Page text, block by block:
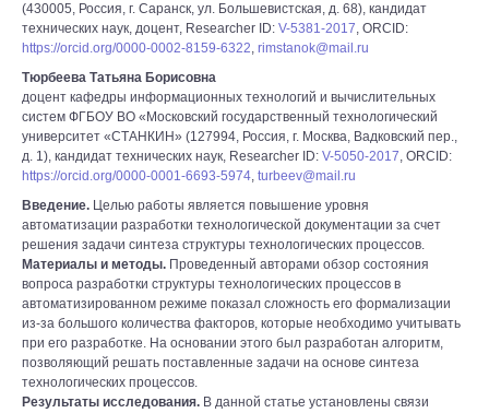
(430005, Россия, г. Саранск, ул. Большевистская, д. 68), кандидат
технических наук, доцент, Researcher ID: V-5381-2017, ORCID:
https://orcid.org/0000-0002-8159-6322, rimstanok@mail.ru
Тюрбеева Татьяна Борисовна
доцент кафедры информационных технологий и вычислительных
систем ФГБОУ ВО «Московский государственный технологический
университет «СТАНКИН» (127994, Россия, г. Москва, Вадковский пер.,
д. 1), кандидат технических наук, Researcher ID: V-5050-2017, ORCID:
https://orcid.org/0000-0001-6693-5974, turbeev@mail.ru
Введение. Целью работы является повышение уровня
автоматизации разработки технологической документации за счет
решения задачи синтеза структуры технологических процессов.
Материалы и методы. Проведенный авторами обзор состояния
вопроса разработки структуры технологических процессов в
автоматизированном режиме показал сложность его формализации
из-за большого количества факторов, которые необходимо учитывать
при его разработке. На основании этого был разработан алгоритм,
позволяющий решать поставленные задачи на основе синтеза
технологических процессов.
Результаты исследования. В данной статье установлены связи